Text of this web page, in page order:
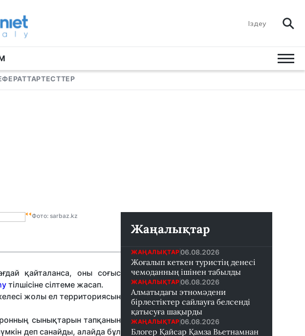
ТЕСТТЕР
Фото: sarbaz.kz
қайталанса, оны соғыс
тілшісіне сілтеме жасап.
жолы ел территориясын
сынықтарын тапқанын
деп санайды, алайда бұл
Жаңалықтар
ЖАҢАЛЫҚТАР 06.08.2026
Жоғалып кеткен туристің денесі
чемоданның ішінен табылды
ЖАҢАЛЫҚТАР 06.08.2026
Алматыдағы этномәдени
бірлестіктер сайлауға белсенді
қатысуға шақырды
ЖАҢАЛЫҚТАР 06.08.2026
Блогер Қайсар Қамза Вьетнамнан